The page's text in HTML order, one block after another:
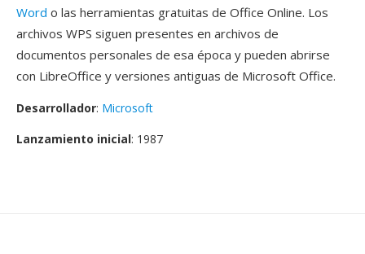
Word o las herramientas gratuitas de Office Online. Los
archivos WPS siguen presentes en archivos de
documentos personales de esa época y pueden abrirse
con LibreOffice y versiones antiguas de Microsoft Office.
Desarrollador: Microsoft
Lanzamiento inicial: 1987